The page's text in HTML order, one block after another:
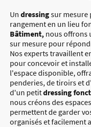
Un dressingsur mesure
rangement en un lieu
Bâtiment, nous offrons
sur mesure pour
Nos experts travaillent
pour concevoir et
l'espace disponible,
penderies, de tiroirs et
d'un petitdressing
nous créons des
permettent de garder
organisés et facilement